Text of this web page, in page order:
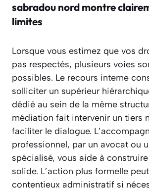
sabradou nord montre
limites
Lorsque vous estimez que vos
pas respectés, plusieurs voies
possibles. Le recours interne
solliciter un supérieur
dédié au sein de la même
médiation fait intervenir un tiers
faciliter le dialogue.
professionnel, par un avocat ou
spécialisé, vous aide à
solide. L’action plus formelle
contentieux administratif si